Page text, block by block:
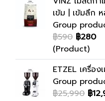
เข้ม | เข้มลึก
Group
฿590 ฿280
(Product)
ETZEL เครื่อ
Group
฿25,990 ฿